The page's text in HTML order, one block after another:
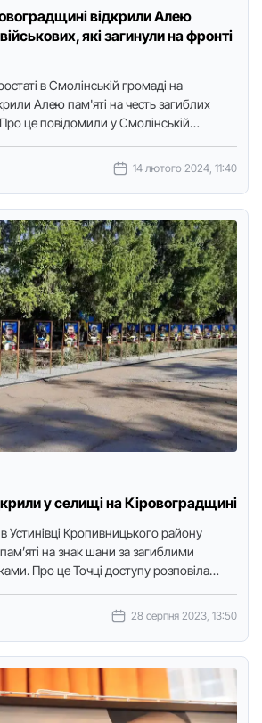
відкрили Алею
які загинули на фронті
в Смолінській громаді на
Алею пам'яті на честь загиблих
це повідомили у Смолінській
14 лютого 2024, 11:40
у селищі на Кіровоградщині
Устинівці Кропивницького району
на знак шани за загиблими
Про це Точці доступу розповіла
28 серпня 2023, 13:50